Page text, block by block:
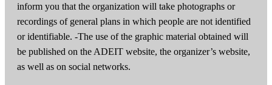
inform you that the organization will take photographs or
recordings of general plans in which people are not identified
or identifiable. -The use of the graphic material obtained will
be published on the ADEIT website, the organizer’s website,
as well as on social networks.